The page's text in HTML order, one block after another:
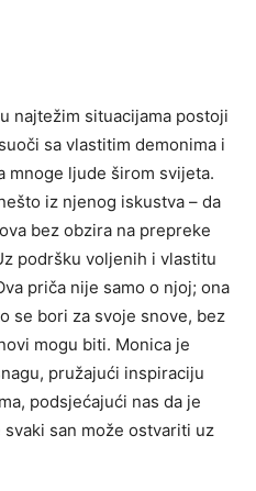
najtežim situacijama postoji
sa vlastitim demonima i
mnoge ljude širom svijeta.
iz njenog iskustva – da
bez obzira na prepreke
podršku voljenih i vlastitu
priča nije samo o njoj; ona
se bori za svoje snove, bez
mogu biti. Monica je
pružajući inspiraciju
podsjećajući nas da je
san može ostvariti uz